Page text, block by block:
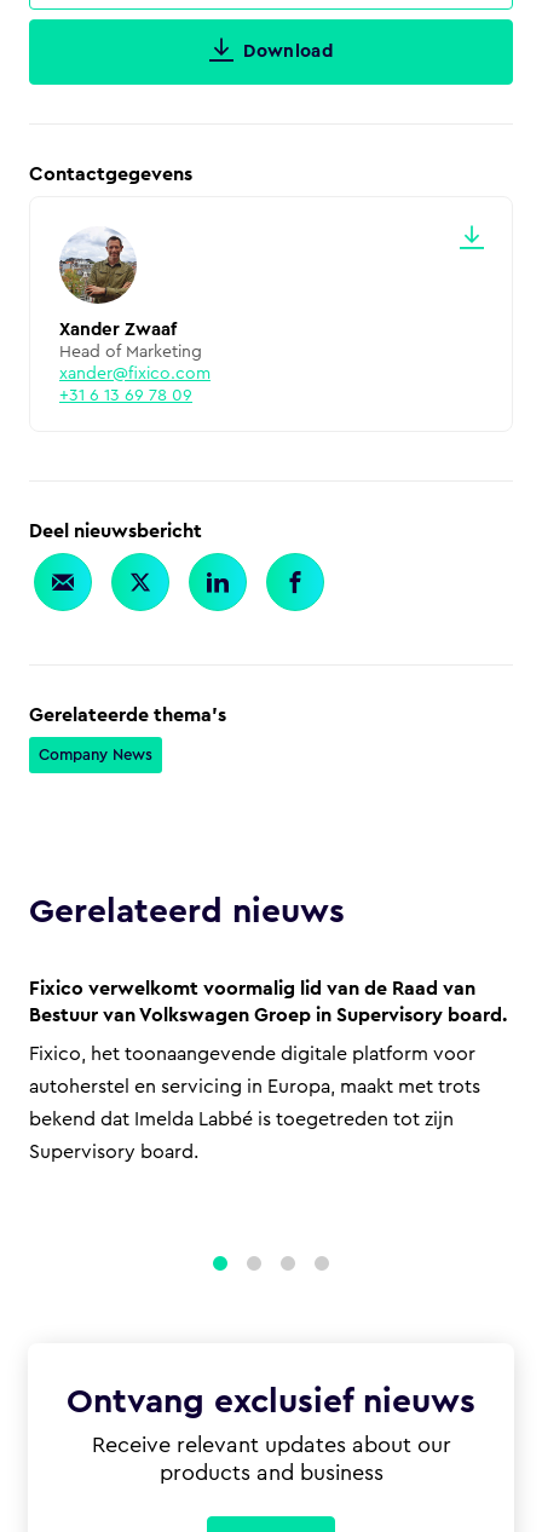
Download
Contactgegevens
Xander Zwaaf
Head of Marketing
xander@fixico.com
+31 6 13 69 78 09
Deel nieuwsbericht
Gerelateerde thema's
Company News
Gerelateerd nieuws
Fixico verwelkomt voormalig lid van de Raad van
Bestuur van Volkswagen Groep in Supervisory board.
Fixico, het toonaangevende digitale platform voor
autoherstel en servicing in Europa, maakt met trots
bekend dat Imelda Labbé is toegetreden tot zijn
Supervisory board.
Ontvang exclusief nieuws
Receive relevant updates about our
products and business